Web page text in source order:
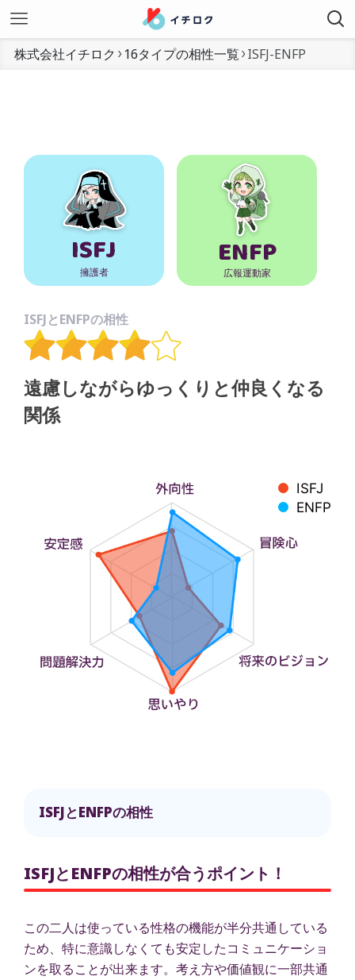
株式会社イチロク 16タイプの相性一覧 ISFJ-ENFP
ISFJ
擁護者 ENFP
広報運動家
ISFJとENFPの相性
遠慮しながらゆっくりと仲良くなる
関係
ISFJ
ENFP
ISFJとENFPの相性
ISFJとENFPの相性が合うポイント！
この二人は使っている性格の機能が半分共通している
ため、特に意識しなくても安定したコミュニケーショ
ンを取ることが出来ます。考え方や価値観に一部共通